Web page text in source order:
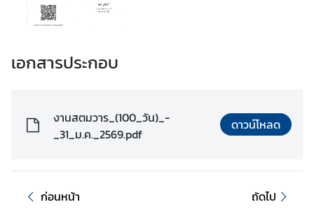
ย์
อ
พื่
ร
เอกสารประกอบ
งานสตมวาร_(100_วัน)_-
_31_ม.ค._2569.pdf
ดาวน์โหลด
ก่อนหน้า ถัดไป